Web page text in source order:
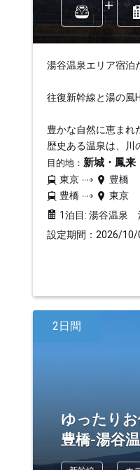
湯谷温泉エリア宿泊
往復新幹線と湯の風
豊かな自然に恵まれ
歴史ある温泉は、川
目的地： 新城・鳳来
東京
豊橋
豊橋
東京
1泊目: 湯谷温泉
設定期間：2026/
2日間
ゆったり
豊橋-湯谷